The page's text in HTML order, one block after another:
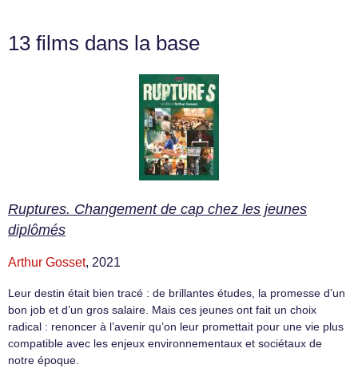
13 films dans la base
Ruptures. Changement de cap chez les jeunes
diplômés
Arthur Gosset, 2021
Leur destin était bien tracé : de brillantes études, la promesse d’un
bon job et d’un gros salaire. Mais ces jeunes ont fait un choix
radical : renoncer à l’avenir qu’on leur promettait pour une vie plus
compatible avec les enjeux environnementaux et sociétaux de
notre époque.